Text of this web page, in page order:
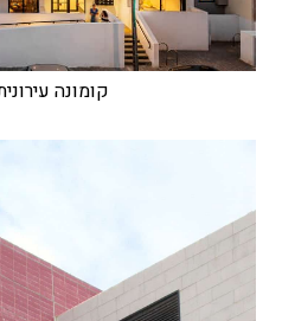
קומונה